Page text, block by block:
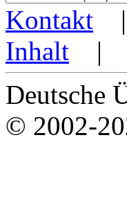
Kontakt
Inhalt |
Deutsche
© 2002-